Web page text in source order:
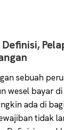
sebuah
wesel bayar
ada di
tidak